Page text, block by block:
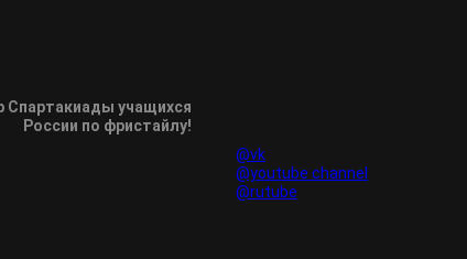
Спартакиады учащихся
России по фристайлу!
@vk
@youtube channel
@rutube